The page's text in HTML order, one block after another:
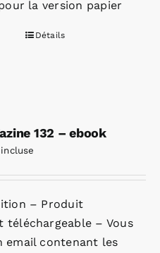
la version papier
Détails
132 – ebook
– Produit
téléchargeable – Vous
email contenant les